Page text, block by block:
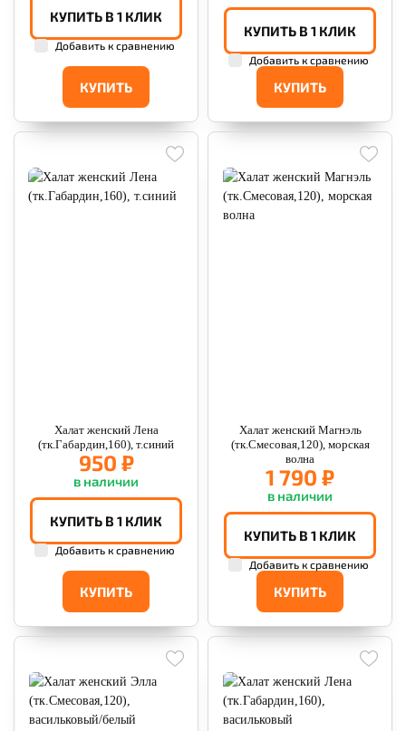
КУПИТЬ
КУПИТЬ В 1 КЛИК
Добавить к сравнению
КУПИТЬ
КУПИТЬ В 1 КЛИК
Добавить к сравнению
Халат женский Лена
(тк.Габардин,160), т.синий
950 ₽
в наличии
КУПИТЬ
КУПИТЬ В 1 КЛИК
Добавить к сравнению
Халат женский Магнэль
(тк.Смесовая,120), морская
волна
1 790 ₽
в наличии
КУПИТЬ
КУПИТЬ В 1 КЛИК
Добавить к сравнению